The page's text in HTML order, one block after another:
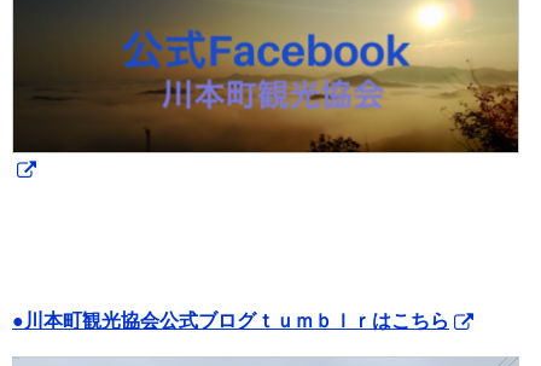
●川本町観光協会公式ブログｔｕｍｂｌｒはこちら